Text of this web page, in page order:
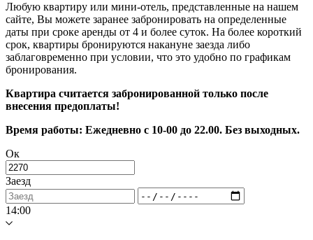
Любую квартиру или мини-отель, представленные на нашем
сайте, Вы можете заранее забронировать на определенные
даты при сроке аренды от 4 и более суток. На более короткий
срок, квартиры бронируются накануне заезда либо
заблаговременно при условии, что это удобно по графикам
бронирования.
Квартира считается забронированной только после
внесения предоплаты!
Время работы: Ежедневно с 10-00 до 22.00. Без выходных.
Ок
Заезд
14:00